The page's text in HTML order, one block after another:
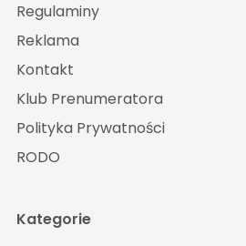
Regulaminy
Reklama
Kontakt
Klub Prenumeratora
Polityka Prywatności
RODO
Kategorie